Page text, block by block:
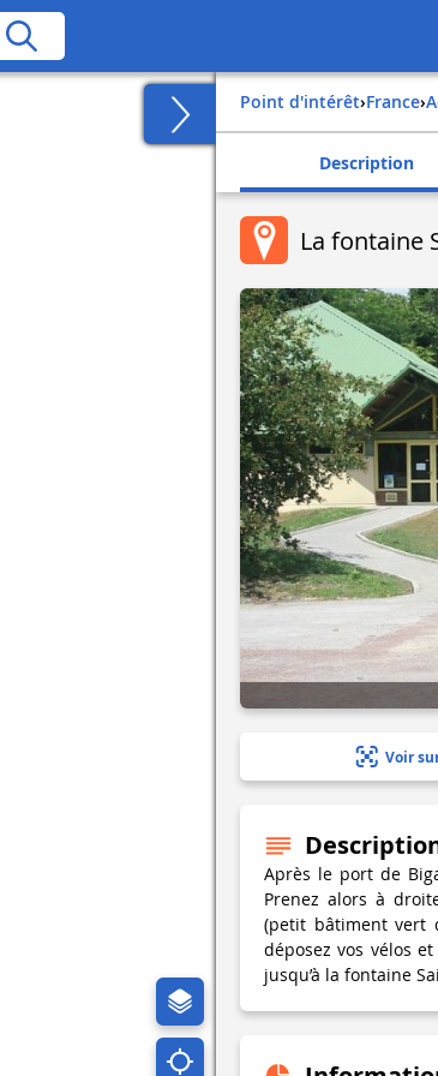
Point d'intérêt› france›
Description
La fontaine
Voir
Après le port de
Prenez alors à
(petit bâtiment vert
déposez vos vélos
jusqu’à la fontaine